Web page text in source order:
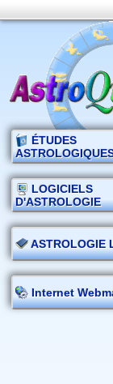
ÉTUDES
LOGICIELS
D'ASTROLOGIE
ASTROLOGIE
Internet